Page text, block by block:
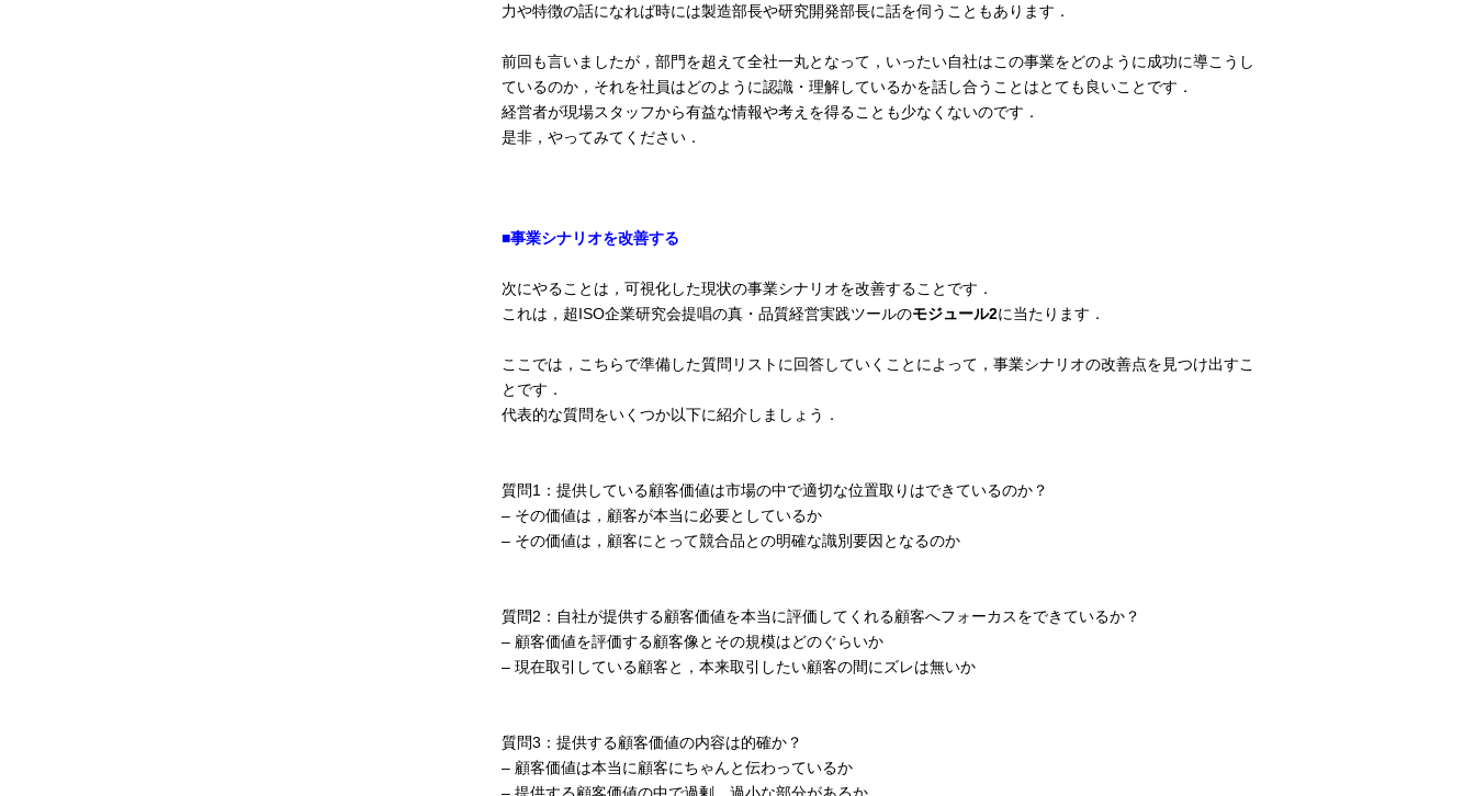
力や特徴の話になれば時には製造部長や研究開発部長に話を伺うこともあります．
前回も言いましたが，部門を超えて全社一丸となって，いったい自社はこの事業をどのように成功に導こうし
ているのか，それを社員はどのように認識・理解しているかを話し合うことはとても良いことです．
経営者が現場スタッフから有益な情報や考えを得ることも少なくないのです．
是非，やってみてください．
■事業シナリオを改善する
次にやることは，可視化した現状の事業シナリオを改善することです．
これは，超ISO企業研究会提唱の真・品質経営実践ツールのモジュール2に当たります．
ここでは，こちらで準備した質問リストに回答していくことによって，事業シナリオの改善点を見つけ出すこ
とです．
代表的な質問をいくつか以下に紹介しましょう．
質問1：提供している顧客価値は市場の中で適切な位置取りはできているのか？
– その価値は，顧客が本当に必要としているか
– その価値は，顧客にとって競合品との明確な識別要因となるのか
質問2：自社が提供する顧客価値を本当に評価してくれる顧客へフォーカスをできているか？
– 顧客価値を評価する顧客像とその規模はどのぐらいか
– 現在取引している顧客と，本来取引したい顧客の間にズレは無いか
質問3：提供する顧客価値の内容は的確か？
– 顧客価値は本当に顧客にちゃんと伝わっているか